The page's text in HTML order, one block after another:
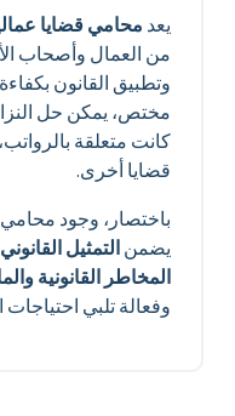
يعدمحامي قضايا
من العمال وأصحاب
وتطبيق القانون
مختص، يمكن حل
كانت متعلقة
قضايا أخرى.
باختصار، وجود
يضمنالتمثيل
المخاطر القانونية
وفعالة تلبي احتياجات